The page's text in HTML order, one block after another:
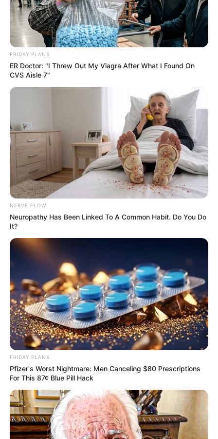
FRIDAY PLANS
ER Doctor: "I Threw Out My Viagra After What I Found On
CVS Aisle 7"
NERVE FLOW
Neuropathy Has Been Linked To A Common Habit. Do You Do
It?
FRIDAY PLANS
Pfizer's Worst Nightmare: Men Canceling $80 Prescriptions
For This 87¢ Blue Pill Hack